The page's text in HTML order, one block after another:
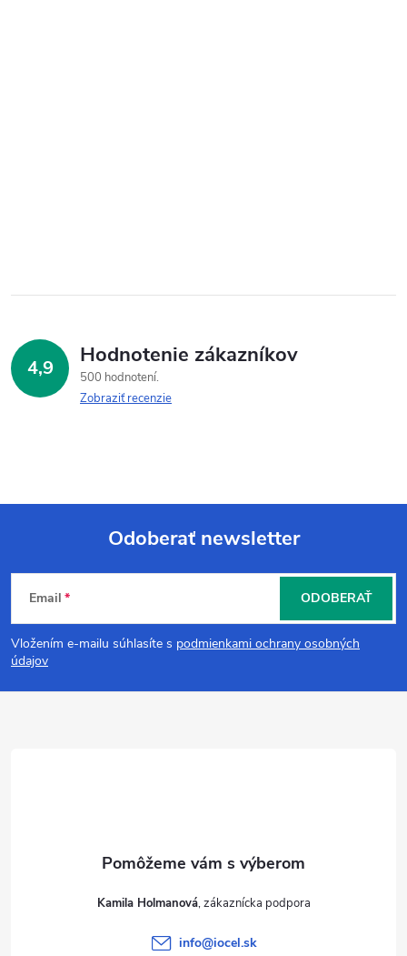
4,9 Hodnotenie zákazníkov
500 hodnotení
Zobraziť recenzie
Z
á
p
Odoberať newsletter
Email
Vložením e-mailu súhlasíte s podmienkami ochrany osobných
údajov
ODOBERAŤ
Kamila Holmanová
info@iocel.sk